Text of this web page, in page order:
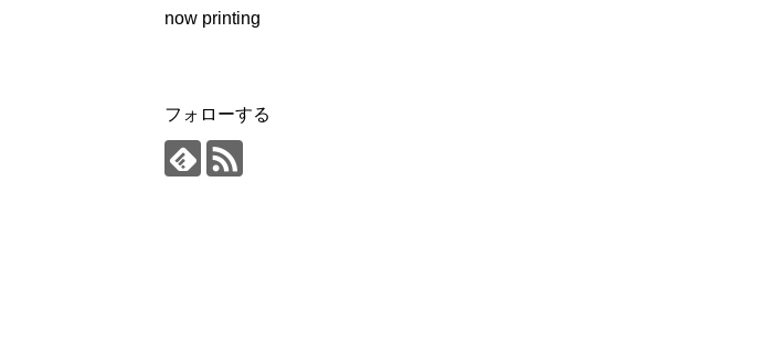
now printing
フォローする